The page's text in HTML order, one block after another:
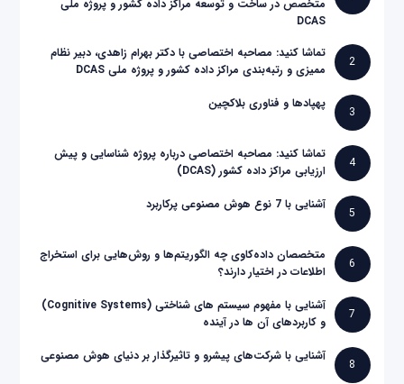
متخصص در ساخت و توسعه مراکز داده کشور و پروژه ملی
DCAS
2
تماشا کنید: مصاحبه اختصاصی با دکتر بهرام زاهدی، دبیر نظام
ممیزی و رتبه‌بندی مراکز داده کشور و پروژه ملی DCAS
3
پهپادها و فناوری بلاکچین
4
تماشا کنید: مصاحبه اختصاصی درباره پروژه شناسایی و پیش
ارزیابی مراکز داده کشور (DCAS)
5
آشنایی با 7 نوع هوش مصنوعی پرکاربرد
6
متخصصان داده‌کاوی چه الگوریتم‌ها و روش‌هایی برای استخراج
اطلاعات در اختیار دارند؟
7
آشنایی با مفهوم سیستم های شناختی (Cognitive Systems)
و کاربردهای آن ها در آینده
8
آشنایی با شرکت‌های پیشرو و تاثیرگذار بر دنیای هوش مصنوعی